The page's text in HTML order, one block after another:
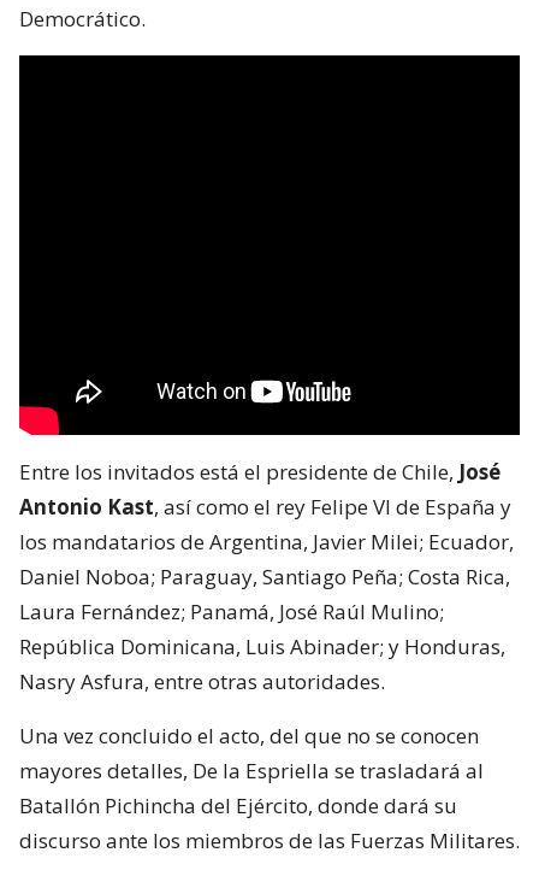
Democrático.
Entre los invitados está el presidente de Chile, José
Antonio Kast, así como el rey Felipe VI de España y
los mandatarios de Argentina, Javier Milei; Ecuador,
Daniel Noboa; Paraguay, Santiago Peña; Costa Rica,
Laura Fernández; Panamá, José Raúl Mulino;
República Dominicana, Luis Abinader; y Honduras,
Nasry Asfura, entre otras autoridades.
Una vez concluido el acto, del que no se conocen
mayores detalles, De la Espriella se trasladará al
Batallón Pichincha del Ejército, donde dará su
discurso ante los miembros de las Fuerzas Militares.